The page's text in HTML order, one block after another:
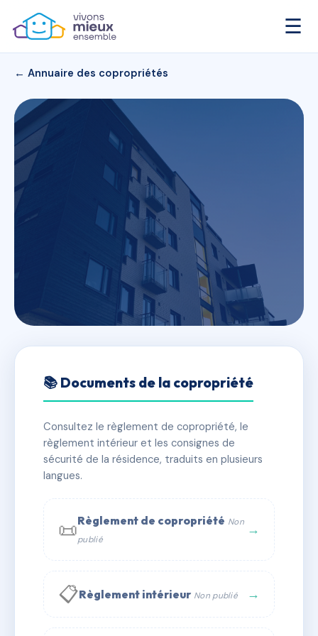
☰
← Annuaire des copropriétés
LES ATHAMANTES
✓ Immatriculée 🏠 70 lots 🏗 5 bâtiment(s)
📞 Contacter Syndic Digital
📚 Documents de la copropriété
Consultez le règlement de copropriété, le
règlement intérieur et les consignes de
sécurité de la résidence, traduits en plusieurs
langues.
📜Règlement de copropriété Non
publié
→
📋Règlement intérieur Non publié →